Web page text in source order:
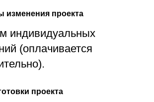
изменения проекта
индивидуальных
(оплачивается
проекта